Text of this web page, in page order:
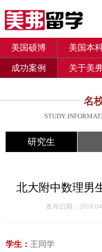
美国硕博 美国本
成功案例 关于美
名
STUDY
研究生
北大附中数理男
发布日期：
学生： 王同学